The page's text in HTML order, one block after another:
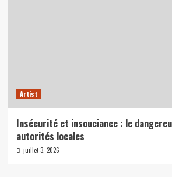
Artist
Insécurité et insouciance : le
autorités locales
juillet 3, 2026